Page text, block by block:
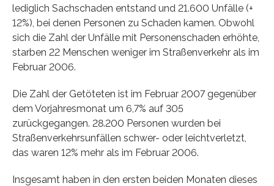
lediglich Sachschaden entstand und 21.600 Unfälle (+
12%), bei denen Personen zu Schaden kamen. Obwohl
sich die Zahl der Unfälle mit Personenschaden erhöhte,
starben 22 Menschen weniger im Straßenverkehr als im
Februar 2006.
Die Zahl der Getöteten ist im Februar 2007 gegenüber
dem Vorjahresmonat um 6,7% auf 305
zurückgegangen. 28.200 Personen wurden bei
Straßenverkehrsunfällen schwer- oder leichtverletzt,
das waren 12% mehr als im Februar 2006.
Insgesamt haben in den ersten beiden Monaten dieses